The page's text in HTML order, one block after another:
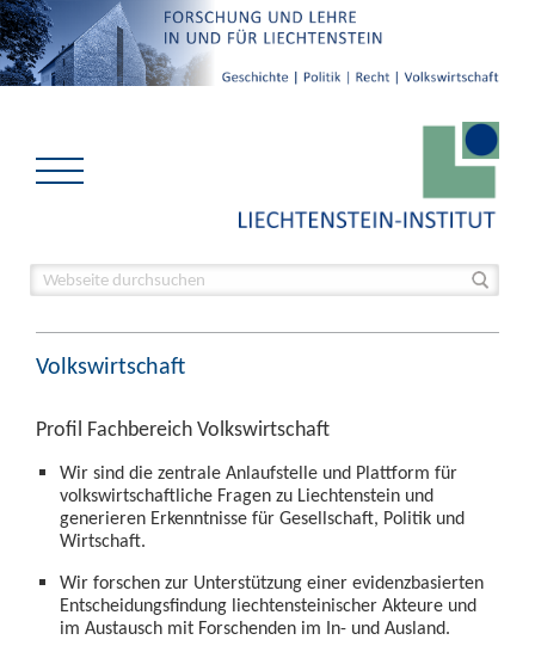
Volkswirtschaft
Profil Fachbereich Volkswirtschaft
Wir sind die zentrale Anlaufstelle und Plattform für
volkswirtschaftliche Fragen zu Liechtenstein und
generieren Erkenntnisse für Gesellschaft, Politik und
Wirtschaft.
Wir forschen zur Unterstützung einer evidenzbasierten
Entscheidungsfindung liechtensteinischer Akteure und
im Austausch mit Forschenden im In- und Ausland.